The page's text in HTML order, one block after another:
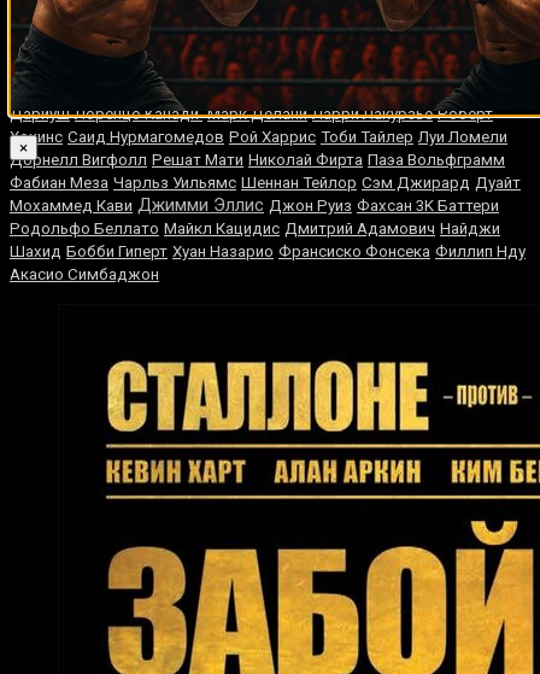
Гэри Мэйсон Монте Барретт Майкл Смит Кнокс Браун Рокки Пепели
Павел Глазевский Уго Руис Марвин Хаглер
Джеймс Салава Дес Гаргано Tagir Ulanbekov
Омар Габриэль Вейс
Томми Джексон
Сезар Алан Валенсуэла Стив Пеннелл
Бенейл
Дариуш Лоренцо Канади Марк Делани Ларри Лакурзье Роберт
Хокинс Саид Нурмагомедов Рой Харрис Тоби Тайлер Луи Ломели
Дорнелл Вигфолл Решат Мати Николай Фирта Паэа Вольфграмм
Фабиан Меза Чарльз Уильямс Шеннан Тейлор Сэм Джирард Дуайт
Мохаммед Кави Джимми Эллис Джон Руиз Фахсан 3K Баттери
Родольфо Беллато Майкл Кацидис Дмитрий Адамович Найджи
Шахид Бобби Гиперт Хуан Назарио Франсиско Фонсека Филлип Нду
Акасио Симбаджон
×